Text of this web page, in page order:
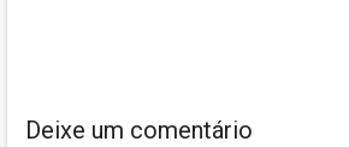
Deixe um comentário